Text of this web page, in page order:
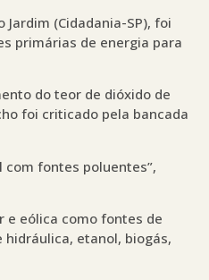
(Cidadania-SP), foi
primárias de energia para
do teor de dióxido de
foi criticado pela bancada
fontes poluentes”,
e eólica como fontes de
etanol, biogás,